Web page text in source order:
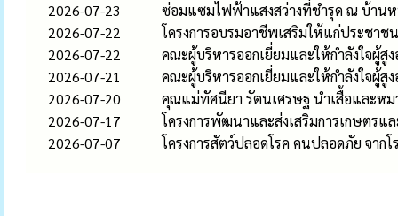
2026-07-23
ซ่อมแซมไฟฟ้าแสงสว่างที่ชำรุด ณ บ้าน
2026-07-22
โครงการอบรมอาชีพเสริมให้แก่ประชาช
2026-07-22
คณะผู้บริหารออกเยี่ยมและให้กำลังใจผู้
2026-07-21
คณะผู้บริหารออกเยี่ยมและให้กำลังใจผู้
2026-07-20
คุณแม่ทัศนียา รัตนเศรษฐ นำเสื้อและหม
2026-07-17
โครงการพัฒนาและส่งเสริมการเกษตร
2026-07-07
โครงการสัตว์ปลอดโรค คนปลอดภัย จา